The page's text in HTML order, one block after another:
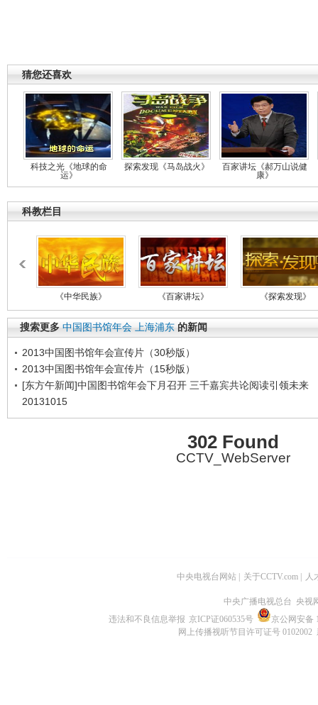
猜您还喜欢
科技之光《地球的命
运》
探索发现《马岛战火》
百家讲坛《郝万山说健
康》
科教栏目
《中华民族》 《百家讲坛》 《探索发现》
搜索更多 中国图书馆年会 上海浦东 的新闻
2013中国图书馆年会宣传片（30秒版）
2013中国图书馆年会宣传片（15秒版）
[东方午新闻]中国图书馆年会下月召开 三千嘉宾共论阅读引领未来
20131015
302 Found
CCTV_WebServer
中央电视台网站 关于CCTV.com 人
中央广播电视总台 央视
违法和不良信息举报 京ICP证060535号
京公网安备
网上传播视听节目许可证号 0102002